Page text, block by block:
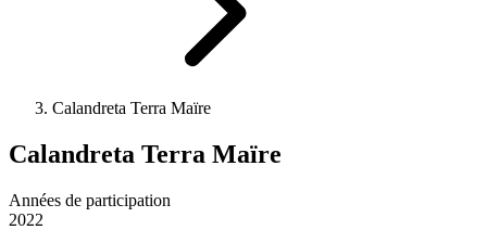
Calandreta Terra Maïre
Calandreta Terra Maïre
Années de participation
2022